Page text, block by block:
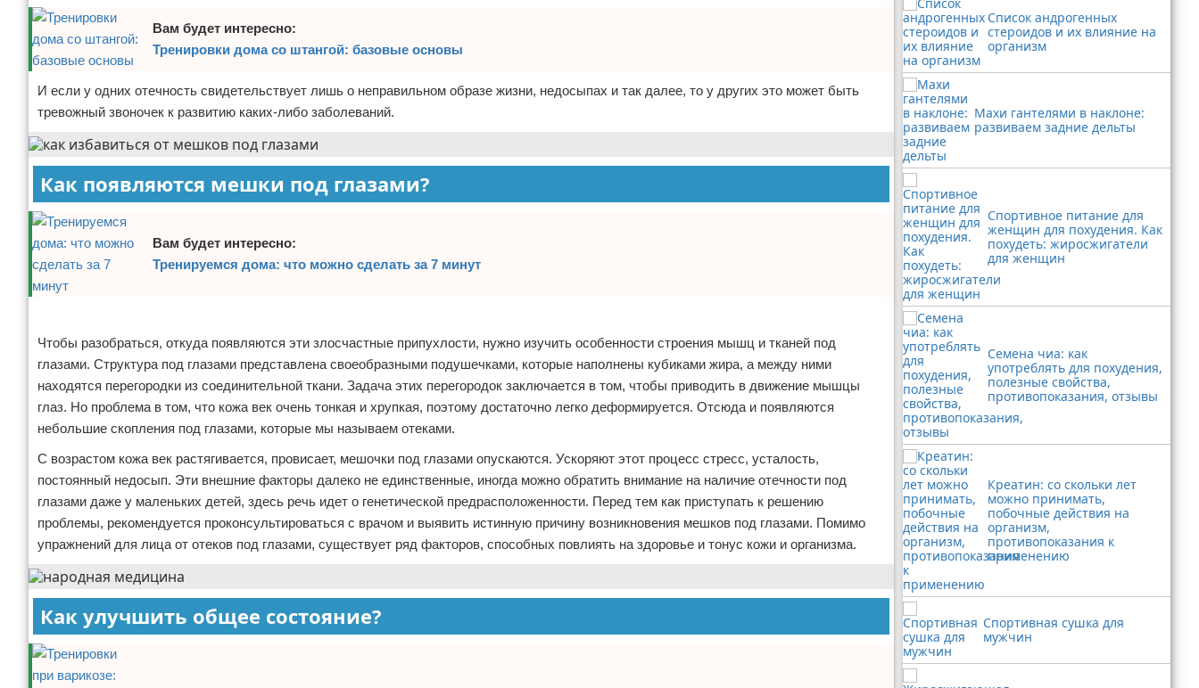
Детский спорт
Зимние виды спорта
Тренировки дома
Спортивное питание
Вам будет интересно:
Тренировки дома со штангой: базовые основы
И если у одних отечность свидетельствует лишь о неправильном образе жизни, недосыпах и так далее, то у других это может быть
тревожный звоночек к развитию каких-либо заболеваний.
Как появляются мешки под глазами?
Вам будет интересно:
Тренируемся дома: что можно сделать за 7 минут
Чтобы разобраться, откуда появляются эти злосчастные припухлости, нужно изучить особенности строения мышц и тканей под
глазами. Структура под глазами представлена своеобразными подушечками, которые наполнены кубиками жира, а между ними
находятся перегородки из соединительной ткани. Задача этих перегородок заключается в том, чтобы приводить в движение мышцы
глаз. Но проблема в том, что кожа век очень тонкая и хрупкая, поэтому достаточно легко деформируется. Отсюда и появляются
небольшие скопления под глазами, которые мы называем отеками.
С возрастом кожа век растягивается, провисает, мешочки под глазами опускаются. Ускоряют этот процесс стресс, усталость,
постоянный недосып. Эти внешние факторы далеко не единственные, иногда можно обратить внимание на наличие отечности под
глазами даже у маленьких детей, здесь речь идет о генетической предрасположенности. Перед тем как приступать к решению
проблемы, рекомендуется проконсультироваться с врачом и выявить истинную причину возникновения мешков под глазами. Помимо
упражнений для лица от отеков под глазами, существует ряд факторов, способных повлиять на здоровье и тонус кожи и организма.
Как улучшить общее состояние?
Список андрогенных
стероидов и их влияние на
организм
Махи гантелями в наклоне:
развиваем задние дельты
Спортивное питание для
женщин для похудения. Как
похудеть: жиросжигатели
для женщин
Семена чиа: как
употреблять для похудения,
полезные свойства,
противопоказания, отзывы
Креатин: со скольки лет
можно принимать,
побочные действия на
организм,
противопоказания к
применению
Спортивная сушка для
мужчин